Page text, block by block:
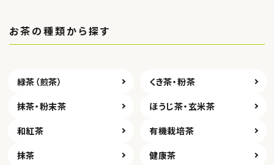
お茶の種類から探す
緑茶（煎茶）
くき茶・粉茶
抹茶・粉末茶
ほうじ茶・玄米茶
和紅茶
有機栽培茶
抹茶
健康茶